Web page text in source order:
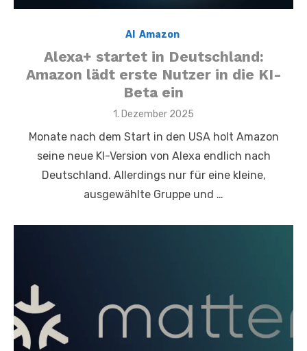
AI Amazon
Alexa+ startet in Deutschland:
Amazon lädt erste Nutzer in die KI-
Beta ein
Posted
1. Dezember 2025
Monate nach dem Start in den USA holt Amazon
seine neue KI-Version von Alexa endlich nach
Deutschland. Allerdings nur für eine kleine,
ausgewählte Gruppe und …